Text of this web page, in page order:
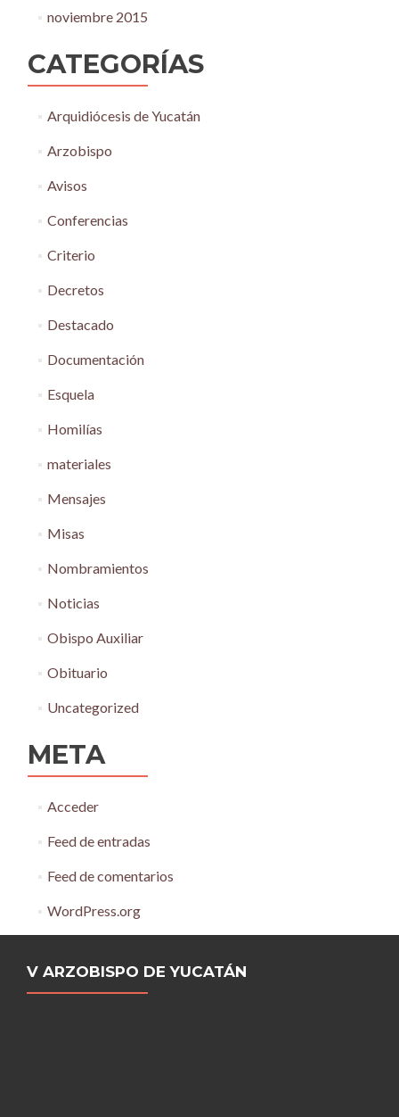
noviembre 2015
CATEGORÍAS
Arquidiócesis de Yucatán
Arzobispo
Avisos
Conferencias
Criterio
Decretos
Destacado
Documentación
Esquela
Homilías
materiales
Mensajes
Misas
Nombramientos
Noticias
Obispo Auxiliar
Obituario
Uncategorized
META
Acceder
Feed de entradas
Feed de comentarios
WordPress.org
V ARZOBISPO DE YUCATÁN